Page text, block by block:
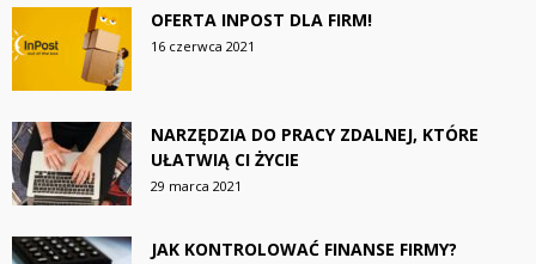
OFERTA INPOST DLA FIRM!
16 czerwca 2021
NARZĘDZIA DO PRACY ZDALNEJ, KTÓRE
UŁATWIĄ CI ŻYCIE
29 marca 2021
JAK KONTROLOWAĆ FINANSE FIRMY?